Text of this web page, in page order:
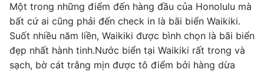
Một trong những điểm đến hàng đầu của Honolulu mà
bất cứ ai cũng phải đến check in là bãi biển Waikiki.
Suốt nhiều năm liền, Waikiki được bình chọn là bãi biển
đẹp nhất hành tinh.Nước biển tại Waikiki rất trong và
sạch, bờ cát trắng mịn được tô điểm bởi hàng dừa